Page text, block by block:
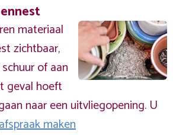
materiaal
zichtbaar,
of aan
geval hoeft
naar een uitvliegopening. U
maken